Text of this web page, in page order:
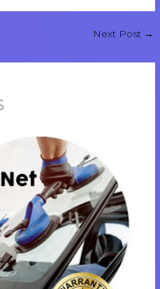
Next Post →